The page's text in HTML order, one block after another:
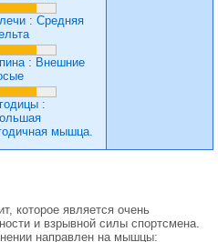
: Средняя
: Внешние
:
мышца.
которое является очень
и взрывной силы спортсмена.
направлен на мышцы: